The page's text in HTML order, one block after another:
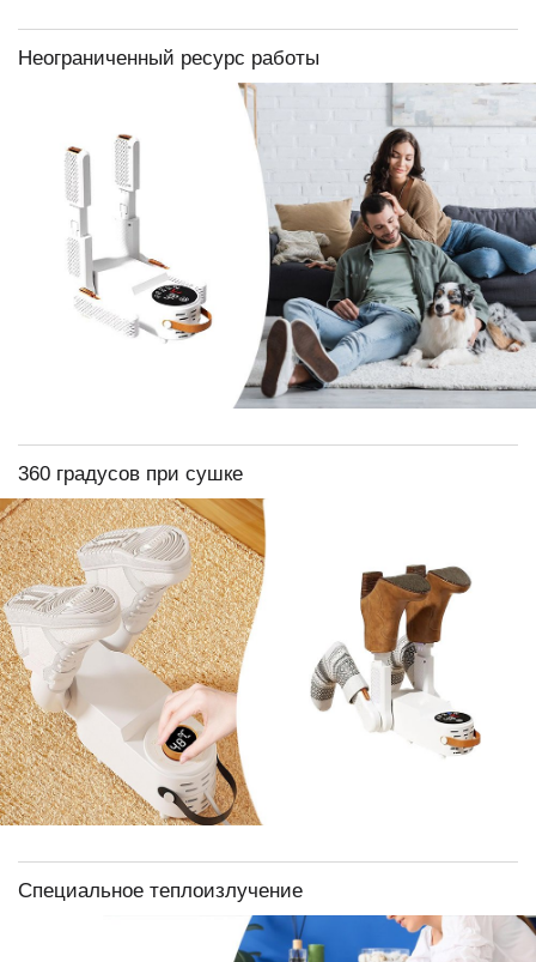
Неограниченный ресурс работы
360 градусов при сушке
Специальное теплоизлучение